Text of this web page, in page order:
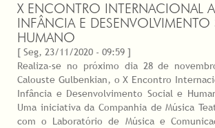
X ENCONTRO INTERNACIONAL
INFÂNCIA E DESENVOLVIMENTO
HUMANO
[ Seg, 23/11/2020 - 09:59 ]
Realiza-se no próximo dia 28 de
Calouste Gulbenkian, o X Encontro
Infância e Desenvolvimento Social e
Uma iniciativa da Companhia de Música
com o Laboratório de Música e